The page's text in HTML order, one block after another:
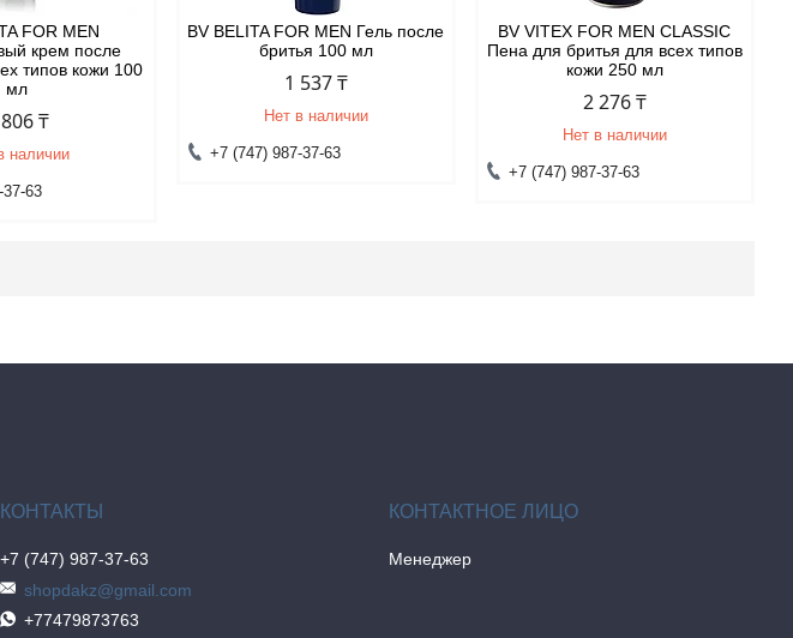
FOR MEN
крем после
типов кожи 100
мл
₸
наличии
63
BV BELITA FOR MEN Гель после
бритья 100 мл
1 537 ₸
Нет в наличии
+7 (747) 987-37-63
BV VITEX FOR MEN CLASSIC
Пена для бритья для всех типов
кожи 250 мл
2 276 ₸
Нет в наличии
+7 (747) 987-37-63
+7 (747) 987-37-63
shopdakz@gmail.com
+77479873763
Менеджер